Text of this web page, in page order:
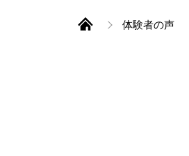
体験者の声